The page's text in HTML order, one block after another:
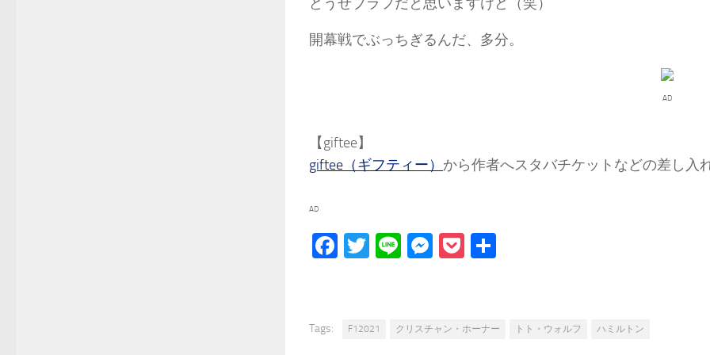
開幕戦でぶっちぎるんだ、多分。
AD
【giftee】
giftee（ギフティー） から作者へスタバチケットなどの差し入
AD
Facebook
Twitter
LineMessenger
Pocket
Tags: F12021 クリスチャン・ホーナー トト・ウォルフ ハミルトン